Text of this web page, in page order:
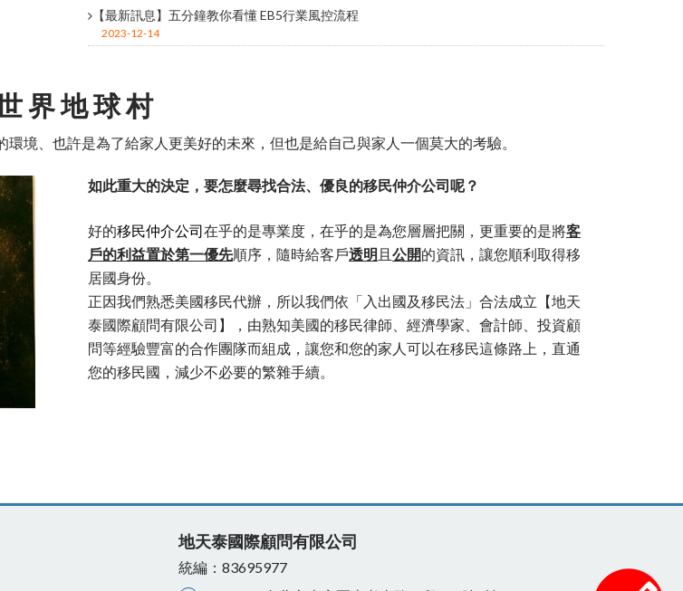
【最新訊息】五分鐘教你看懂 EB5行業風控流程
2023-12-14
界 地 球 村
境、也許是為了給家人更美好的未來，但也是給自己與家人一個莫大的考驗。
如此重大的決定，要怎麼尋找合法、優良的移民仲介公司呢？
好的移民仲介公司 在乎的是專業度，在乎的是為您層層把關，更重要的是將客
戶的利益置於第一優先順序，隨時給客戶透明 且 公開的資訊，讓您順利取得移
居國身份。
正因我們熟悉美國移民代辦，所以我們依「入出國及移民法」合法成立【地天
泰國際顧問有限公司】，由熟知美國的移民律師、經濟學家、會計師、投資顧
問等經驗豐富的合作團隊而組成，讓您和您的家人可以在移民這條路上，直通
您的移民國，減少不必要的繁雜手續。
地天泰國際顧問有限公司
統編：83695977